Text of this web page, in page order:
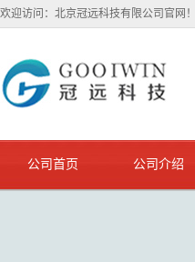
欢迎访问：北京冠远科技有限公司官网！
公司首页 公司介绍